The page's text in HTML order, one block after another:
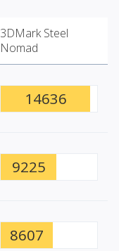
3DMark Steel
Nomad
14636
9225
8607